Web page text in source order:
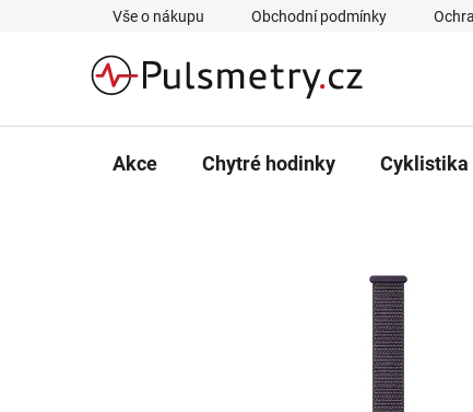
Vše o nákupu Obchodní podmínky
Akce Chytré hodinky Cyklistika